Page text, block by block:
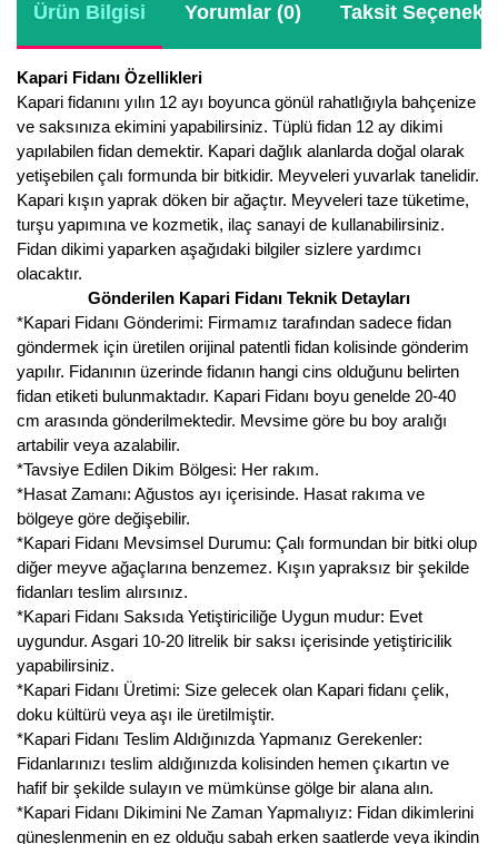
Ürün Bilgisi Yorumlar (0) Taksit
Kapari Fidanı Özellikleri
Kapari fidanını yılın 12 ayı boyunca gönül rahatlığıyla bahçenize
ve saksınıza ekimini yapabilirsiniz. Tüplü fidan 12 ay dikimi
yapılabilen fidan demektir. Kapari dağlık alanlarda doğal olarak
yetişebilen çalı formunda bir bitkidir. Meyveleri yuvarlak tanelidir.
Kapari kışın yaprak döken bir ağaçtır. Meyveleri taze tüketime,
turşu yapımına ve kozmetik, ilaç sanayi de kullanabilirsiniz.
Fidan dikimi yaparken aşağıdaki bilgiler sizlere yardımcı
olacaktır.
Gönderilen Kapari Fidanı Teknik Detayları
*Kapari Fidanı Gönderimi: Firmamız tarafından sadece fidan
göndermek için üretilen orijinal patentli fidan kolisinde gönderim
yapılır. Fidanının üzerinde fidanın hangi cins olduğunu belirten
fidan etiketi bulunmaktadır. Kapari Fidanı boyu genelde 20-40
cm arasında gönderilmektedir. Mevsime göre bu boy aralığı
artabilir veya azalabilir.
*Tavsiye Edilen Dikim Bölgesi: Her rakım.
*Hasat Zamanı: Ağustos ayı içerisinde. Hasat rakıma ve
bölgeye göre değişebilir.
*Kapari Fidanı Mevsimsel Durumu: Çalı formundan bir bitki olup
diğer meyve ağaçlarına benzemez. Kışın yapraksız bir şekilde
fidanları teslim alırsınız.
*Kapari Fidanı Saksıda Yetiştiriciliğe Uygun mudur: Evet
uygundur. Asgari 10-20 litrelik bir saksı içerisinde yetiştiricilik
yapabilirsiniz.
*Kapari Fidanı Üretimi: Size gelecek olan Kapari fidanı çelik,
doku kültürü veya aşı ile üretilmiştir.
*Kapari Fidanı Teslim Aldığınızda Yapmanız Gerekenler:
Fidanlarınızı teslim aldığınızda kolisinden hemen çıkartın ve
hafif bir şekilde sulayın ve mümkünse gölge bir alana alın.
*Kapari Fidanı Dikimini Ne Zaman Yapmalıyız: Fidan dikimlerini
güneşlenmenin en ez olduğu sabah erken saatlerde veya ikindin